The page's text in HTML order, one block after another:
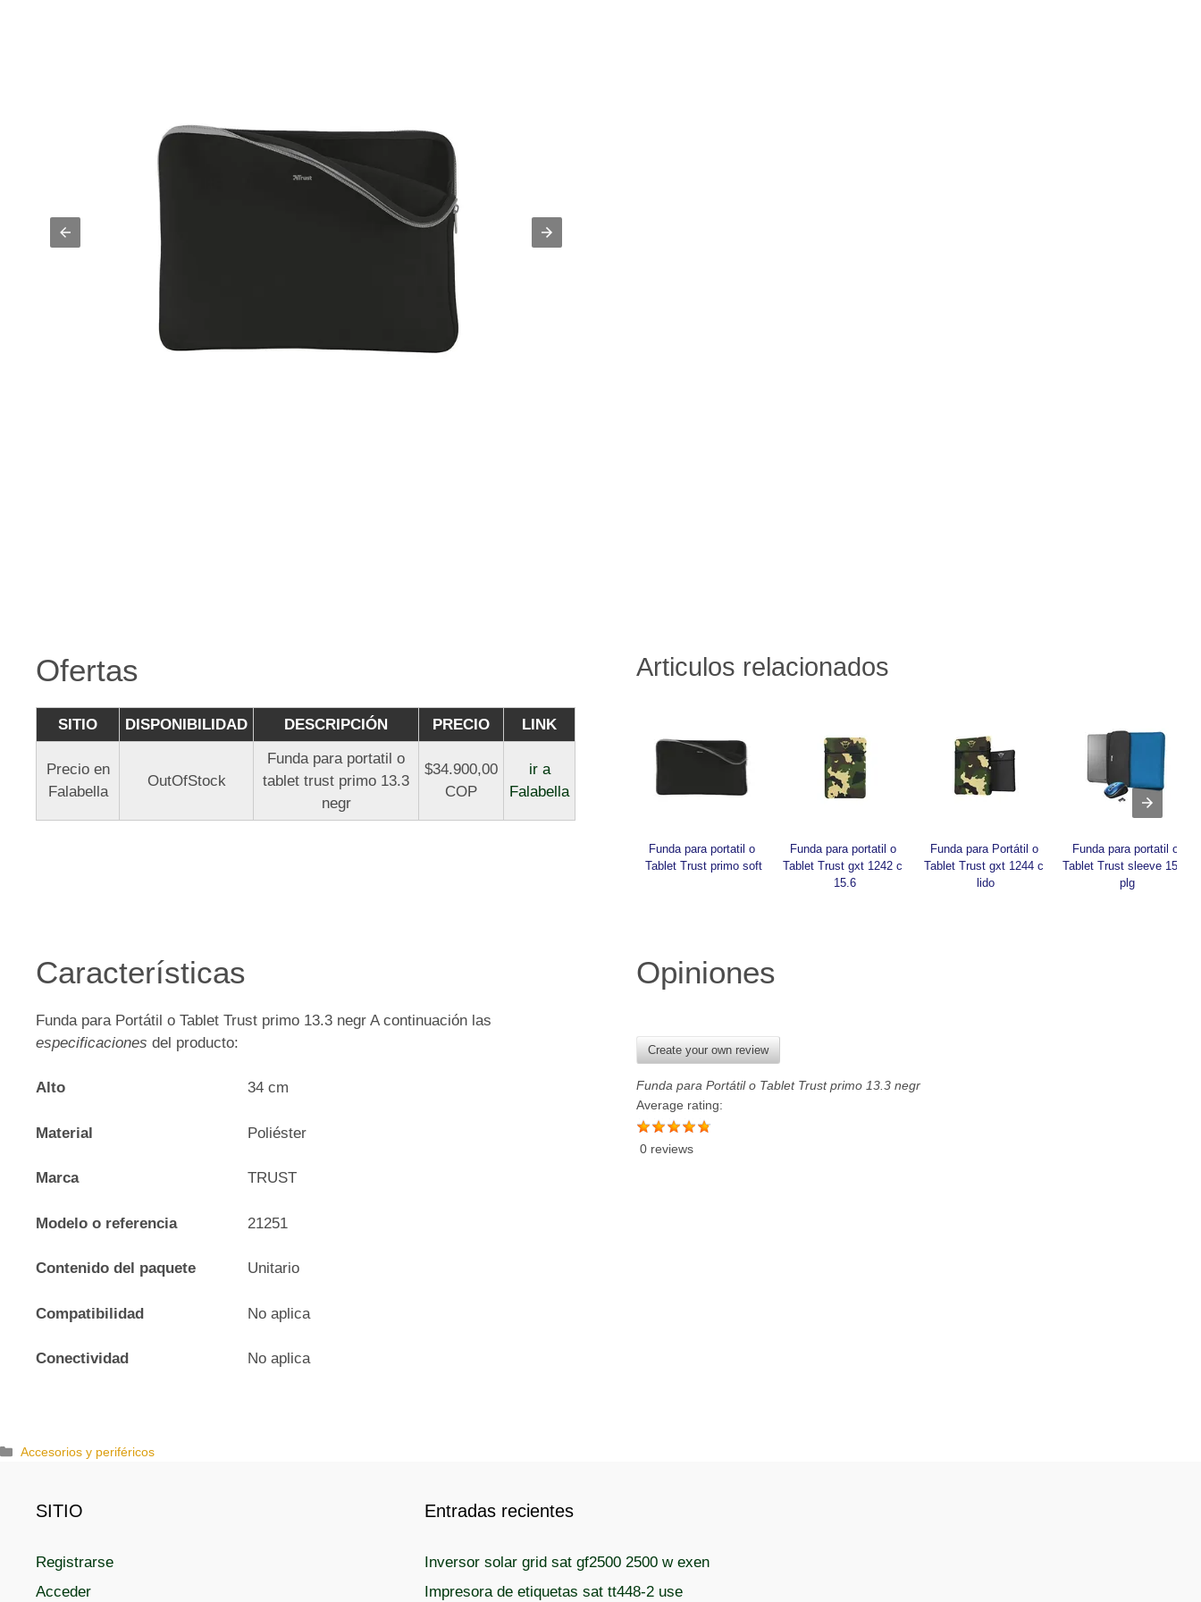
Ofertas
SITIO DISPONIBILIDAD DESCRIPCIÓN PRECIO LINK
Precio en
Falabella
OutOfStock
Funda para portatil o
tablet trust primo 13.3
negr
$34.900,00
COP
ir a
Falabella
Articulos relacionados
Funda para portatil o
Tablet Trust primo soft
Funda para portatil o
Tablet Trust gxt 1242 c
15.6
Funda para Portátil o
Tablet Trust gxt 1244 c
lido
Funda para portatil o
Tablet Trust sleeve 15.6
plg
Características
Funda para Portátil o Tablet Trust primo 13.3 negr A continuación las
especificaciones del producto:
Alto 34 cm
Material Poliéster
Marca TRUST
Modelo o referencia 21251
Contenido del paquete Unitario
Compatibilidad No aplica
Conectividad No aplica
Opiniones
Create your own review
Funda para Portátil o Tablet Trust primo 13.3 negr
Average rating:
0 reviews
C
Accesorios y periféricos
SITIO
Registrarse
Acceder
Entradas recientes
Inversor solar grid sat gf2500 2500 w exen
Impresora de etiquetas sat tt448-2 use